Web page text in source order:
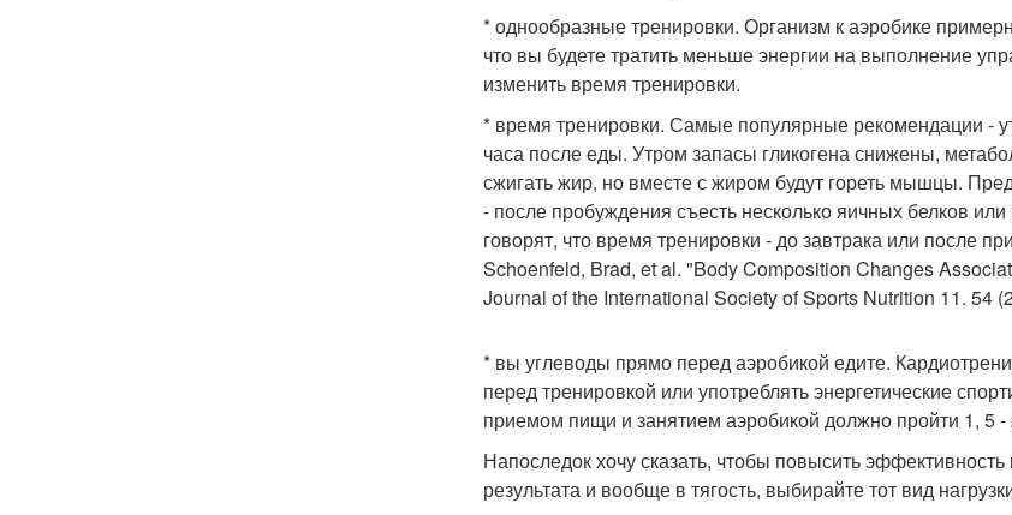
* однообразные тренировки. Организм к аэробике
что вы будете тратить меньше энергии на выполнение
изменить время тренировки.
* время тренировки. Самые популярные рекомендации -
часа после еды. Утром запасы гликогена снижены,
сжигать жир, но вместе с жиром будут гореть мышцы.
- после пробуждения съесть несколько яичных белков
говорят, что время тренировки - до завтрака или после
Schoenfeld, Brad, et al. "Body Composition Changes
Journal of the International Society of Sports Nutrition 11. 54
* вы углеводы прямо перед аэробикой едите.
перед тренировкой или употреблять энергетические
приемом пищи и занятием аэробикой должно пройти 1, 5 -
Напоследок хочу сказать, чтобы повысить
результата и вообще в тягость, выбирайте тот вид